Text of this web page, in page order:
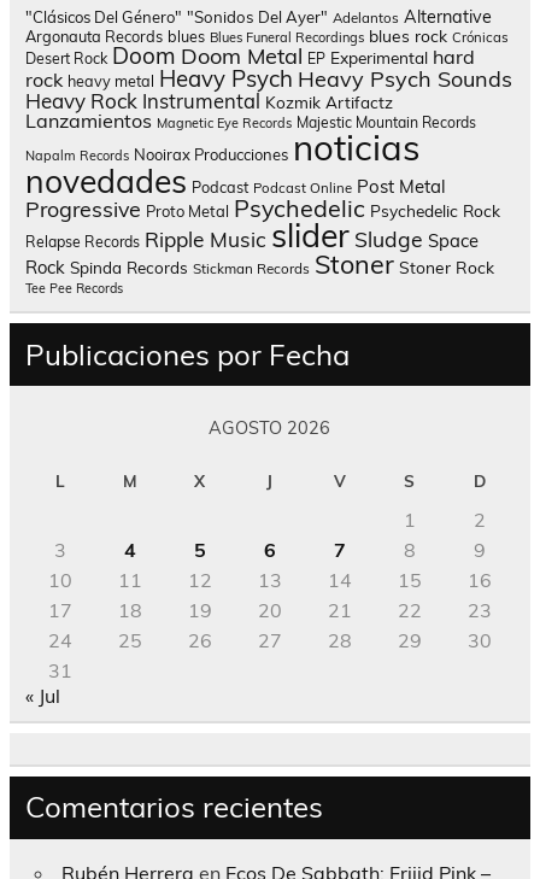
"Clásicos Del Género" "Sonidos Del Ayer" Adelantos Alternative
Argonauta Records blues Blues Funeral Recordings blues rock Crónicas
Desert Rock Doom Doom Metal EP Experimental hard
rock heavy metal Heavy Psych Heavy Psych Sounds
Heavy Rock Instrumental Kozmik Artifactz
Lanzamientos Magnetic Eye Records Majestic Mountain Records
Napalm Records Nooirax Producciones noticias
novedades Podcast Podcast Online Post Metal
Progressive Proto Metal Psychedelic Psychedelic Rock
Relapse Records Ripple Music slider Sludge Space
Rock Spinda Records Stickman Records Stoner Stoner Rock
Tee Pee Records
Publicaciones por Fecha
AGOSTO 2026
L M X J V S D
1
2
3
4 5 6 7 8
9
10
11 12 13 14 15
16
17
18 19 20 21 22
23
24
25 26 27 28 29
30
31
« Jul
Comentarios recientes
Rubén Herrera en Ecos De Sabbath; Frijid Pink –